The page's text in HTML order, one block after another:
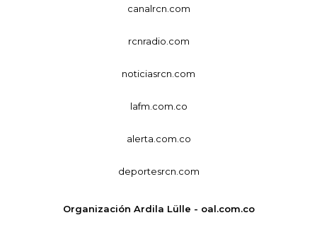
canalrcn.com
rcnradio.com
noticiasrcn.com
lafm.com.co
alerta.com.co
deportesrcn.com
Organización Ardila Lülle - oal.com.co